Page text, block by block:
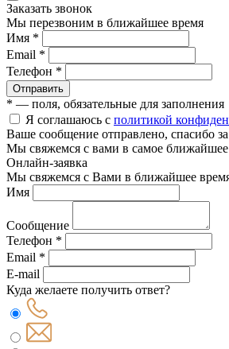
Заказать звонок
Мы перезвоним в ближайшее время
Имя *
Email *
Телефон *
Отправить
* — поля, обязательные для заполнения
Я соглашаюсь с политикой
Ваше сообщение отправлено, спасибо
Мы свяжемся с вами в самое
Онлайн-заявка
Мы свяжемся с Вами в ближайшее
Имя
Сообщение
Телефон *
Email *
E-mail
Куда желаете получить ответ?